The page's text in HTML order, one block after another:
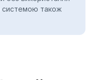
системою також